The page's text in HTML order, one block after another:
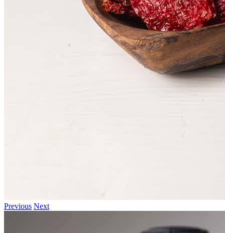
Previous Next